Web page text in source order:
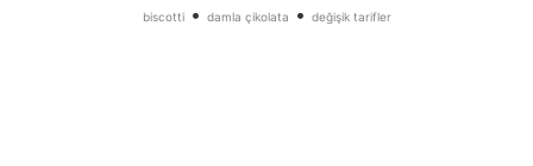
biscotti• damla çikolata • değişik tarifler